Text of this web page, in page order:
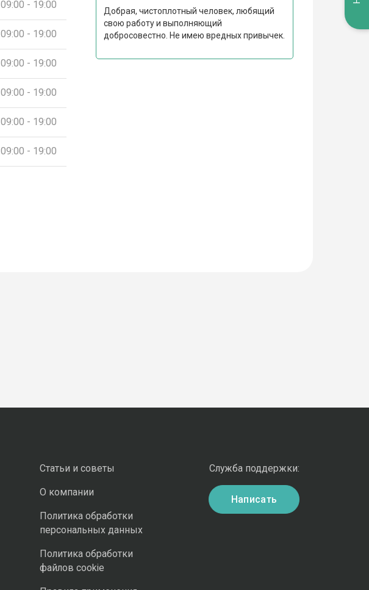
09:00 - 19:00
09:00 - 19:00
09:00 - 19:00
09:00 - 19:00
09:00 - 19:00
09:00 - 19:00
Добрая, чистоплотный человек, любящий
свою работу и выполняющий
добросовестно. Не имею вредных привычек.
Статьи и советы
О компании
Политика обработки
персональных данных
Политика обработки
файлов cookie
Служба поддержки:
Написать